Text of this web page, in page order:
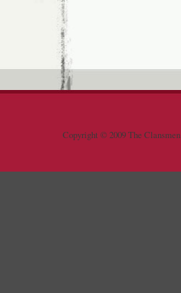
Copyright © 2009 The Clansmen